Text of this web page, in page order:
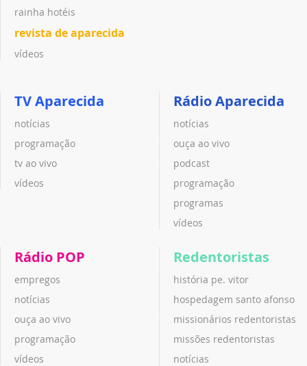
rainha hotéis
revista de aparecida
vídeos
TV Aparecida
notícias
programação
tv ao vivo
vídeos
Rádio Aparecida
notícias
ouça ao vivo
podcast
programação
programas
vídeos
Rádio POP
empregos
notícias
ouça ao vivo
programação
vídeos
Redentoristas
história pe. vitor
hospedagem santo afonso
missionários redentoristas
missões redentoristas
notícias